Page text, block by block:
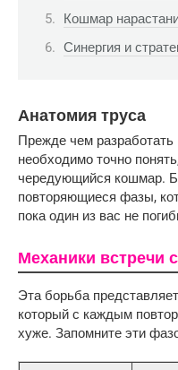
Кошмар
Синергия и
Анатомия труса
Прежде чем
необходимо точно
чередующийся кошмар.
повторяющиеся фазы,
пока один из вас не
Механики встречи
Эта борьба
который с каждым
хуже. Запомните эти